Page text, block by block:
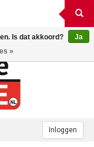
Inloggen
Is dat akkoord?
Ja
»